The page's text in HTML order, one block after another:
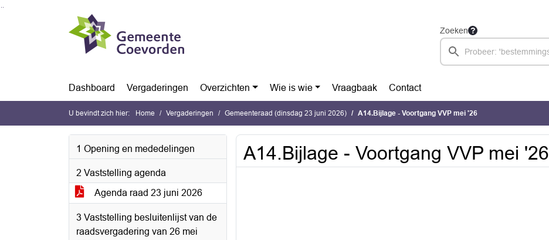
Ga naar de inhoud van deze pagina
Ga naar het zoeken
Ga naar het menu
Zoeken
Dashboard Vergaderingen Overzichten Wie is wie Vraagbaak Contact
U bevindt zich hier: Home Vergaderingen Gemeenteraad (dinsdag 23 juni 2026) A14.Bijlage - Voortgang VVP mei '26
1 Opening en mededelingen
2 Vaststelling agenda
Agenda raad 23 juni 2026
3 Vaststelling besluitenlijst van de
raadsvergadering van 26 mei
A14.Bijlage - Voortgang VVP mei '26